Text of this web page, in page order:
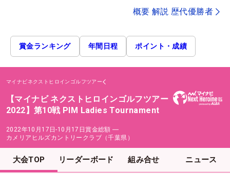
概要 解説 歴代優勝者
賞金ランキング 年間日程 ポイント・成績
マイナビネクストヒロインゴルフツアー
【マイナビ ネクストヒロインゴルフツアー
2022】第10戦 PIM Ladies Tournament
2022年10月17日-10月17日賞金総額 ―
カメリアヒルズカントリークラブ（千葉県）
大会TOP リーダーボード 組み合せ ニュース